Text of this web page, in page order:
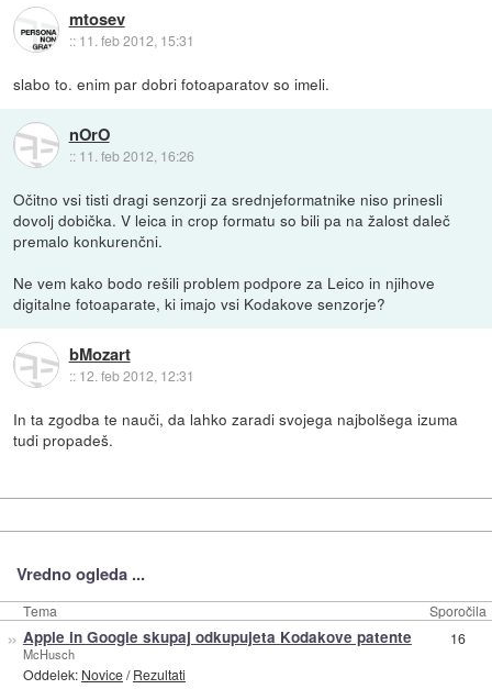
mtosev
:: 11. feb 2012, 15:31
slabo to. enim par dobri fotoaparatov so imeli.
nOrO
:: 11. feb 2012, 16:26
Očitno vsi tisti dragi senzorji za srednjeformatnike niso prinesli
dovolj dobička. V leica in crop formatu so bili pa na žalost daleč
premalo konkurenčni.
Ne vem kako bodo rešili problem podpore za Leico in njihove
digitalne fotoaparate, ki imajo vsi Kodakove senzorje?
bMozart
:: 12. feb 2012, 12:31
In ta zgodba te nauči, da lahko zaradi svojega najbolšega izuma
tudi propadeš.
Vredno ogleda ...
Tema Sporočila
» Apple in Google skupaj odkupujeta Kodakove patente
McHusch
Oddelek: Novice/Rezultati
16